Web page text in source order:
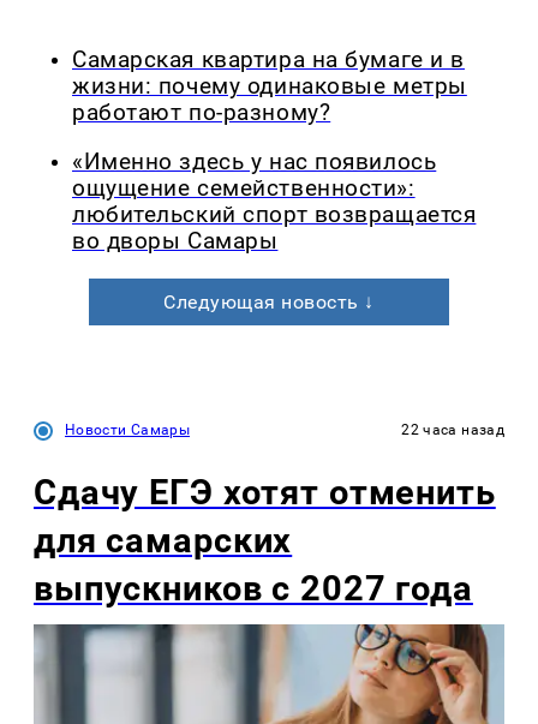
Самарская квартира на бумаге и в
жизни: почему одинаковые метры
работают по-разному?
«Именно здесь у нас появилось
ощущение семейственности»:
любительский спорт возвращается
во дворы Самары
Следующая новость ↓
Новости Самары 22 часа назад
Сдачу ЕГЭ хотят отменить
для самарских
выпускников с 2027 года